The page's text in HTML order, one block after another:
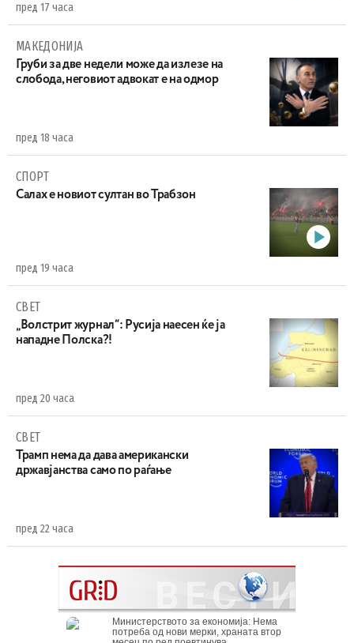
пред 17 часа
МАКЕДОНИЈА
Груби за две недели може да излезе на
слобода, неговиот адвокат е на одмор
пред 18 часа
СПОРТ
Салах е новиот султан во Трабзон
пред 19 часа
СВЕТ
„Волстрит журнал“: Русија наесен ќе ја
нападне Полска?!
пред 20 часа
СВЕТ
Трамп нема да дава американски
државјанства само по раѓање
пред 22 часа